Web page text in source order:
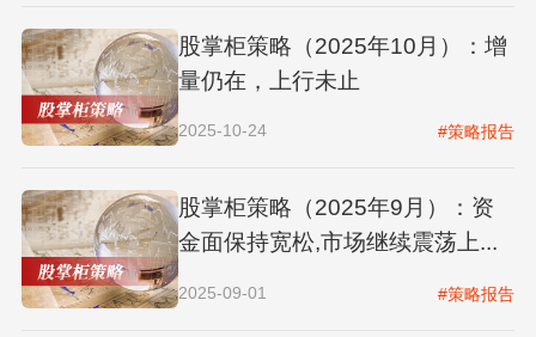
股掌柜策略（2025年10月）：增
量仍在，上行未止
2025-10-24 #策略报告
股掌柜策略（2025年9月）：资
金面保持宽松,市场继续震荡上...
2025-09-01 #策略报告